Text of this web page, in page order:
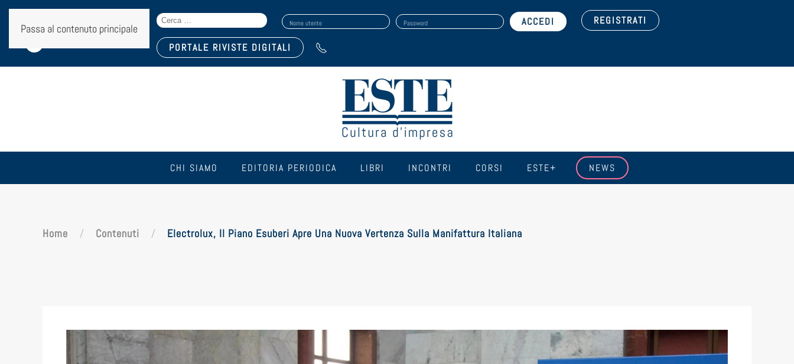
Passa al contenuto principale
Seguici sui social:
Search
for:
Nome utente Password REGISTRATI
PORTALE RIVISTE DIGITALI
CHI SIAMO EDITORIA PERIODICA LIBRI INCONTRI CORSI ESTE+ NEWS
Home Contenuti Electrolux, Il Piano Esuberi Apre Una Nuova Vertenza Sulla Manifattura Italiana